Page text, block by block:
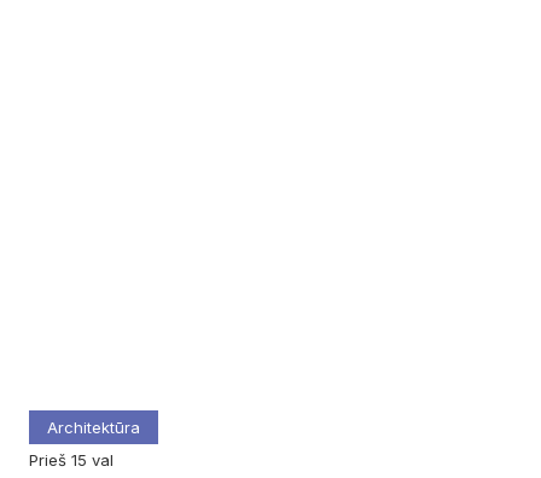
Architektūra
prieš 15 val